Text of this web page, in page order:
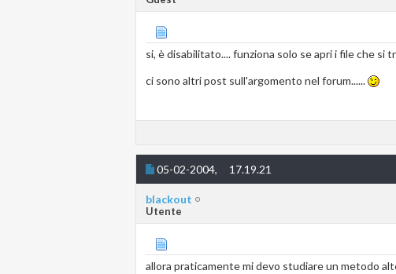
si, è disabilitato.... funziona solo se apri i file che si
ci sono altri post sull'argomento nel forum......
05-02-2004, 17.19.21
blackout
Utente
allora praticamente mi devo studiare un metodo